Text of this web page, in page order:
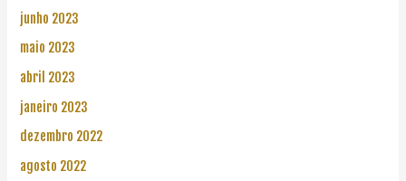
junho 2023
maio 2023
abril 2023
janeiro 2023
dezembro 2022
agosto 2022